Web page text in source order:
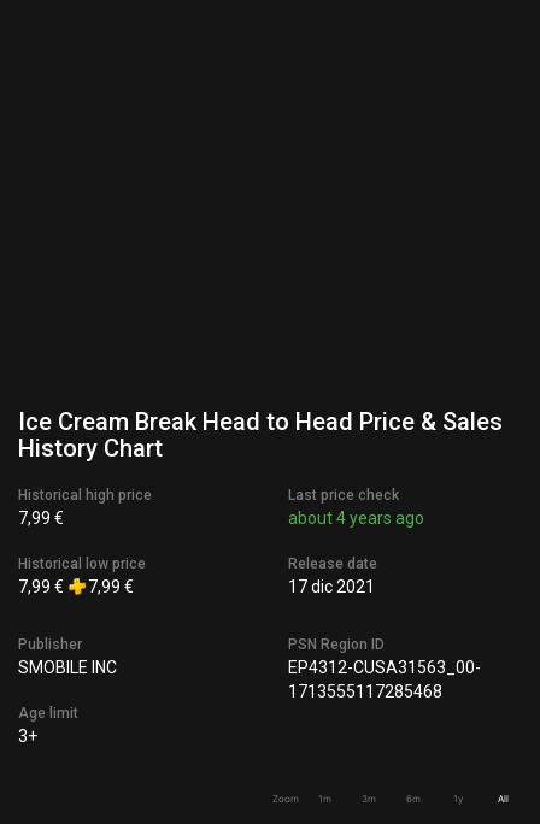
Ice Cream Break Head to Head Price & Sales
History Chart
Historical high price
7,99 €
Historical low price
7,99 € 7,99 €
Last price check
about 4 years ago
Release date
17 dic 2021
Publisher
SMOBILE INC
Age limit
3+
PSN Region ID
EP4312-CUSA31563_00-
1713555117285468
Zoom 1m 3m 6m 1y All